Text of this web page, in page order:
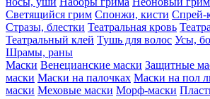
Светящийся грим Спонжи, кисти Спрей-
Стразы, блестки Театральная кровь
Театральный клей Тушь для волос Усы,
Шрамы, раны
Маски Венецианские маски Защитные
маски Маски на палочках Маски на пол
маски Меховые маски Морф-маски